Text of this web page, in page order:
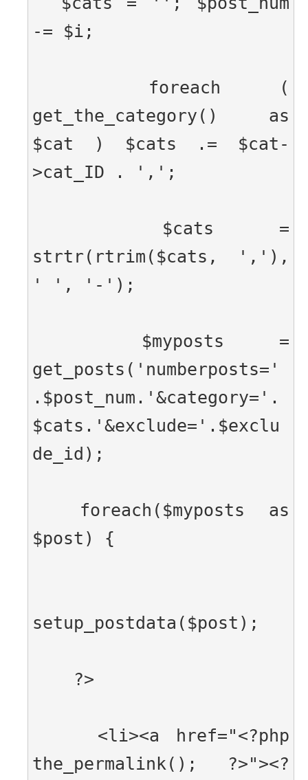
-= $i;
foreach (
get_the_category() as
$cat ) $cats .= $cat-
>cat_ID . ',';
$cats =
strtr(rtrim($cats, ','),
' ', '-');
$myposts =
get_posts('numberposts='
.$post_num.'&category='.
$cats.'&exclude='.$exclu
de_id);
foreach($myposts as
$post) {
setup_postdata($post);
?>
<li><a href="<?php
the_permalink(); ?>"><?